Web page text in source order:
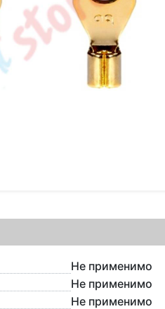
Не применимо
Не применимо
Не применимо